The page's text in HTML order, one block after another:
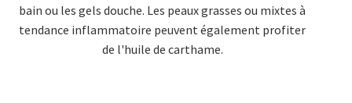
bain ou les gels douche. Les peaux grasses ou mixtes à
tendance inflammatoire peuvent également profiter
de l'huile de carthame.